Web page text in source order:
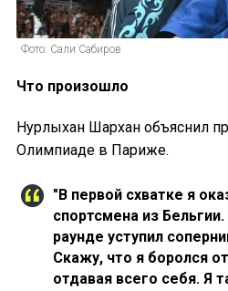
Фото: Сали Сабиров
Что произошло
Нурлыхан Шархан объяснил
Олимпиаде в Париже.
"В первой схватке я
спортсмена из
раунде уступил
Скажу, что я боролся
отдавая всего себя. Я